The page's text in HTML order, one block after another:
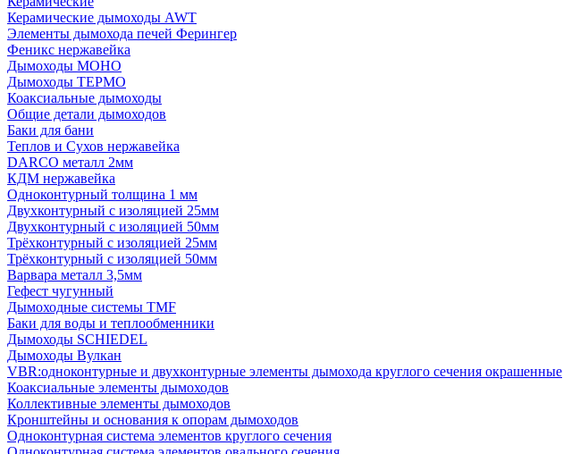
Керамические дымоходы AWT
Элементы дымохода печей Ферингер
Феникс нержавейка
Дымоходы МОНО
Дымоходы ТЕРМО
Коаксиальные дымоходы
Общие детали дымоходов
Баки для бани
Теплов и Сухов нержавейка
DARCO металл 2мм
КДМ нержавейка
Одноконтурный толщина 1 мм
Двухконтурный с изоляцией 25мм
Двухконтурный с изоляцией 50мм
Трёхконтурный с изоляцией 25мм
Трёхконтурный с изоляцией 50мм
Варвара металл 3,5мм
Гефест чугунный
Дымоходные системы TMF
Баки для воды и теплообменники
Дымоходы SCHIEDEL
Дымоходы Вулкан
VBR:одноконтурные и двухконтурные элементы дымохода круглого сечения окрашенные
Коаксиальные элементы дымоходов
Коллективные элементы дымоходов
Кронштейны и основания к опорам дымоходов
Одноконтурная система элементов круглого сечения